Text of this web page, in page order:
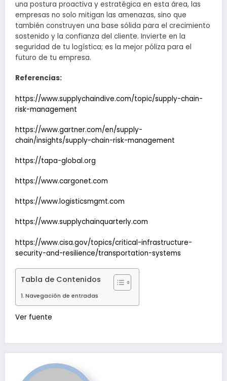
una postura proactiva y estratégica en esta área, las
empresas no solo mitigan las amenazas, sino que
también construyen una base sólida para el crecimiento
sostenido y la confianza del cliente. Invierte en la
seguridad de tu logística; es la mejor póliza para el
futuro de tu empresa.
Referencias:
https://www.supplychaindive.com/topic/supply-chain-
risk-management
https://www.gartner.com/en/supply-
chain/insights/supply-chain-risk-management
https://tapa-global.org
https://www.cargonet.com
https://www.logisticsmgmt.com
https://www.supplychainquarterly.com
https://www.cisa.gov/topics/critical-infrastructure-
security-and-resilience/transportation-systems
Tabla de Contenidos
Navegación de entradas
Navegación
entradas
Ver fuente